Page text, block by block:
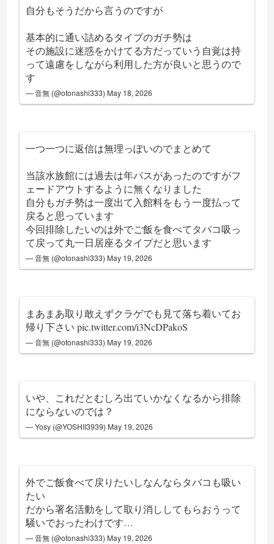
自分もそうだから言うのですが
基本的に通い詰めるタイプのガチ勢は
その施設に迷惑をかけてる方だっていう自覚は持
って遠慮をしながら利用した方が良いと思うので
す
— 音無 (@otonashi333) May 18, 2026
一つ一つに返信は無理っぽいのでまとめて
当該水族館には過去は年パスがあったのですがフ
ェードアウトするように無くなりました
自分もガチ勢は一度出て入館料をもう一度払って
戻ると思っています
今回排除したいのは外でご飯を食べてタバコ吸っ
て戻って丸一日居座るタイプだと思います
— 音無 (@otonashi333) May 19, 2026
まあまあ取り敢えずクラゲでも見て落ち着いてお
帰り下さいpic.twitter.com/i3NcDPakoS
— 音無 (@otonashi333) May 19, 2026
いや、これだとむしろ出ていかなくなるから排除
にならないのでは？
— Yosy (@YOSHII3939) May 19, 2026
外でご飯食べて戻りたいしなんならタバコも吸い
たい
だから署名活動をして取り消ししてもらおうって
騒いでおったわけです…
— 音無 (@otonashi333) May 19, 2026